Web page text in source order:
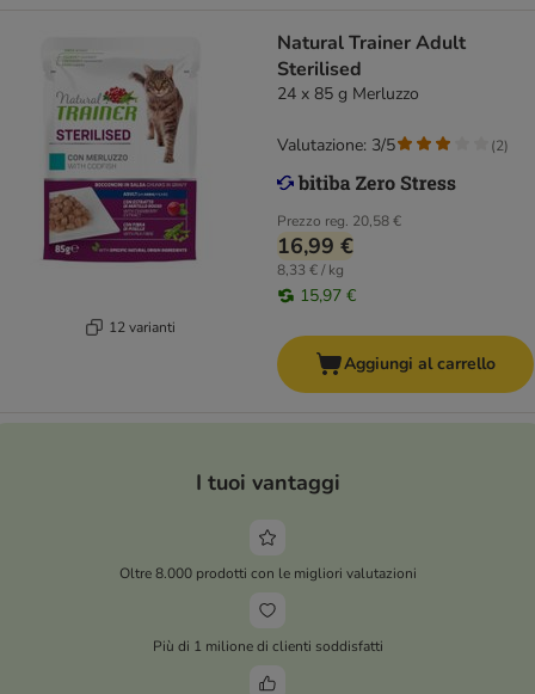
12 varianti
Natural Trainer Adult
Sterilised
24 x 85 g Merluzzo
Prezzo reg. 20,58 €
16,99 €
8,33 € / kg
15,97 €
Valutazione: 3/5 (2)
Aggiungi al carrello
I tuoi vantaggi
Oltre 8.000 prodotti con le migliori valutazioni
Più di 1 milione di clienti soddisfatti